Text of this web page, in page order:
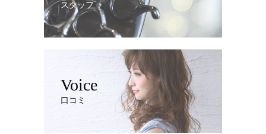
スタッフ
Voice
口コミ